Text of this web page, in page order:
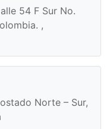
54 F Sur No.
,
Norte – Sur,